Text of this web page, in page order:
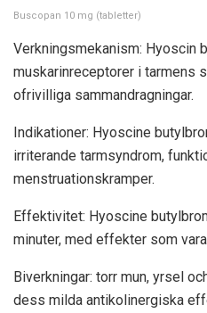
Buscopan 10 mg (tabletter)
Verkningsmekanism: Hyoscin
muskarinreceptorer i tarmens
ofrivilliga sammandragningar.
Indikationer: Hyoscine
irriterande tarmsyndrom,
menstruationskramper.
Effektivitet: Hyoscine
minuter, med effekter som
Biverkningar: torr mun, yrsel
dess milda antikolinergiska